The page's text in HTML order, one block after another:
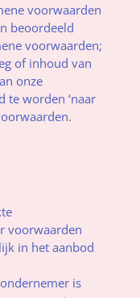
voorwaarden
beoordeeld
voorwaarden;
of inhoud van
onze
te worden ‘naar
voorwaarden
in het aanbod
is